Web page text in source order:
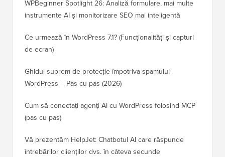
WPBeginner Spotlight 26: Analiză formulare, mai multe
instrumente AI și monitorizare SEO mai inteligentă
Ce urmează în WordPress 7.1? (Funcționalități și capturi
de ecran)
Ghidul suprem de protecție împotriva spamului
WordPress – Pas cu pas (2026)
Cum să conectați agenți AI cu WordPress folosind MCP
(pas cu pas)
Vă prezentăm HelpJet: Chatbotul AI care răspunde
întrebărilor clienților dvs. în câteva secunde